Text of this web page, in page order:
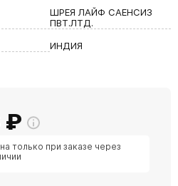
ШРЕЯ ЛАЙФ САЕНСИЗ
ПВТ.ЛТД.
ИНДИЯ
₽
только при заказе через